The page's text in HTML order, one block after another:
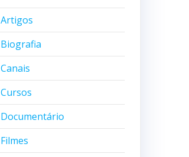
Artigos
Biografia
Canais
Cursos
Documentário
Filmes